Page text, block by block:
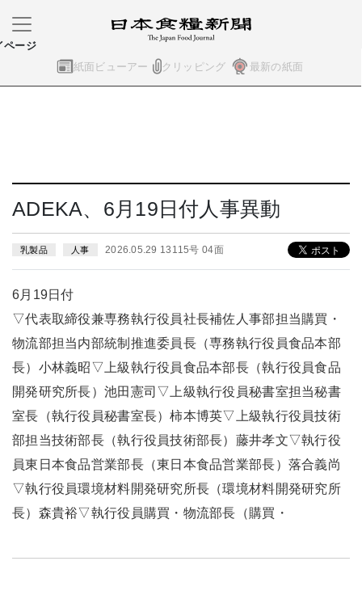
紙面ビューアー クリッピング 最新の紙面
ページ
ADEKA、6月19日付人事異動
乳製品 人事 2026.05.29 13115号 04面
6月19日付
▽代表取締役兼専務執行役員社長補佐人事部担当購買・
物流部担当内部統制推進委員長（専務執行役員食品本部
長）小林義昭▽上級執行役員食品本部長（執行役員食品
開発研究所長）池田憲司▽上級執行役員秘書室担当秘書
室長（執行役員秘書室長）柿本博英▽上級執行役員技術
部担当技術部長（執行役員技術部長）藤井孝文▽執行役
員東日本食品営業部長（東日本食品営業部長）落合義尚
▽執行役員環境材料開発研究所長（環境材料開発研究所
長）森貴裕▽執行役員購買・物流部長（購買・